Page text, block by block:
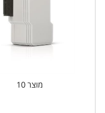
מוצר 10